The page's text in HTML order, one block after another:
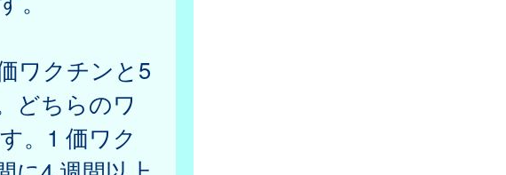
ワクチンと5
どちらのワ
。1 価ワク